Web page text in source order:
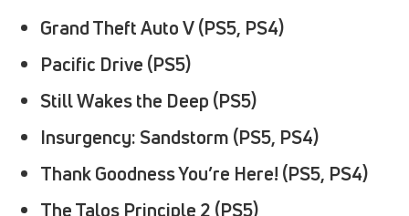
Grand Theft Auto V (PS5, PS4)
Pacific Drive (PS5)
Still Wakes the Deep (PS5)
Insurgency: Sandstorm (PS5, PS4)
Thank Goodness You’re Here! (PS5, PS4)
The Talos Principle 2 (PS5)